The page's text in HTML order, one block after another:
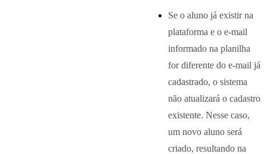
Se o aluno já existir na
plataforma e o e-mail
informado na planilha
for diferente do e-mail já
cadastrado, o sistema
não atualizará o cadastro
existente. Nesse caso,
um novo aluno será
criado, resultando na